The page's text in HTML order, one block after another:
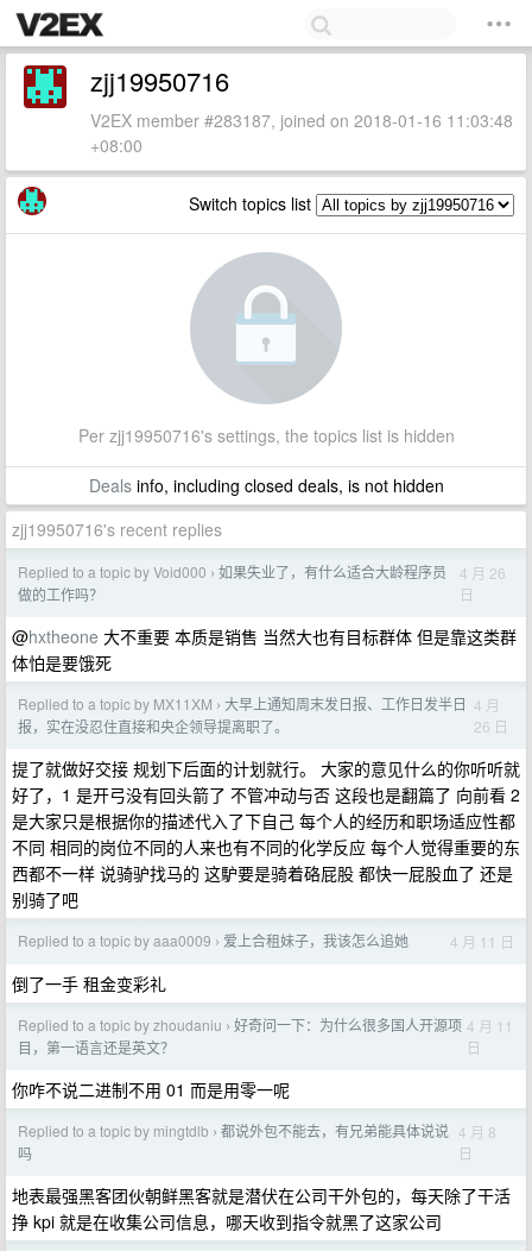
zjj19950716
V2EX member #283187, joined on 2018-01-16 11:03:48
+08:00
Switch topics list
Per zjj19950716's settings, the topics list is hidden
Dealsinfo, including closed deals, is not hidden
zjj19950716's recent replies
Replied to a topic by Void000 › 如果失业了，有什么适合大龄程序员
做的工作吗？
4 月 26
日
@hxtheone 大不重要 本质是销售 当然大也有目标群体 但是靠这类群
体怕是要饿死
Replied to a topic by MX11XM › 大早上通知周末发日报、工作日发半日
报，实在没忍住直接和央企领导提离职了。
4 月
26 日
提了就做好交接 规划下后面的计划就行。 大家的意见什么的你听听就
好了，1 是开弓没有回头箭了 不管冲动与否 这段也是翻篇了 向前看 2
是大家只是根据你的描述代入了下自己 每个人的经历和职场适应性都
不同 相同的岗位不同的人来也有不同的化学反应 每个人觉得重要的东
西都不一样 说骑驴找马的 这馿要是骑着硌屁股 都快一屁股血了 还是
别骑了吧
Replied to a topic by aaa0009 › 爱上合租妹子，我该怎么追她 4 月 11 日
倒了一手 租金变彩礼
Replied to a topic by zhoudaniu › 好奇问一下：为什么很多国人开源项
目，第一语言还是英文？
4 月 11
日
你咋不说二进制不用 01 而是用零一呢
Replied to a topic by mingtdlb › 都说外包不能去，有兄弟能具体说说
吗
4 月 8
日
地表最强黑客团伙朝鲜黑客就是潜伏在公司干外包的，每天除了干活
挣 kpi 就是在收集公司信息，哪天收到指令就黑了这家公司